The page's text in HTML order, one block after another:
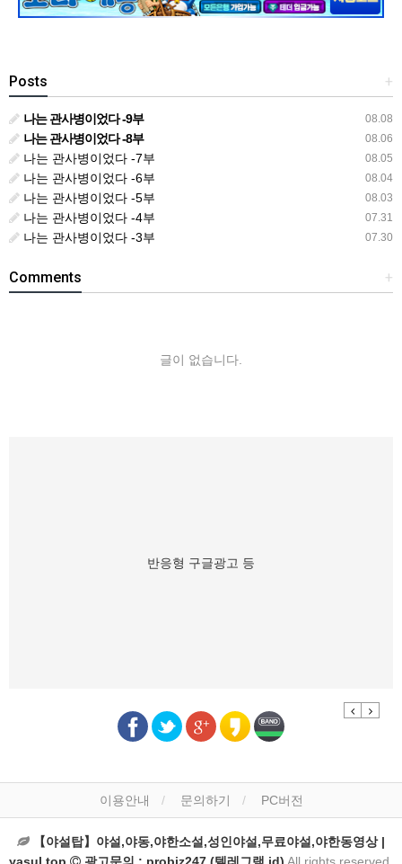
+
Posts
08.08
나는 관사병이었다 -9부
08.06
나는 관사병이었다 -8부
08.05
나는 관사병이었다 -7부
08.04
나는 관사병이었다 -6부
08.03
나는 관사병이었다 -5부
07.31
나는 관사병이었다 -4부
07.30
나는 관사병이었다 -3부
+
Comments
글이 없습니다.
반응형 구글광고 등
Previous
Next
이용안내 문의하기 PC버전
【야설탑】야설,야동,야한소설,성인야설,무료야설,야한동영상 |